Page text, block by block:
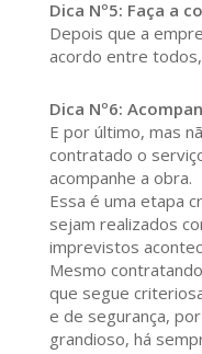
Dica Nº5: Faça a
Depois que a
acordo entre
Dica Nº6:
E por último, mas
contratado o
acompanhe a obra.
Essa é uma etapa
sejam realizados
imprevistos
Mesmo
que segue
e de segurança,
grandioso, há